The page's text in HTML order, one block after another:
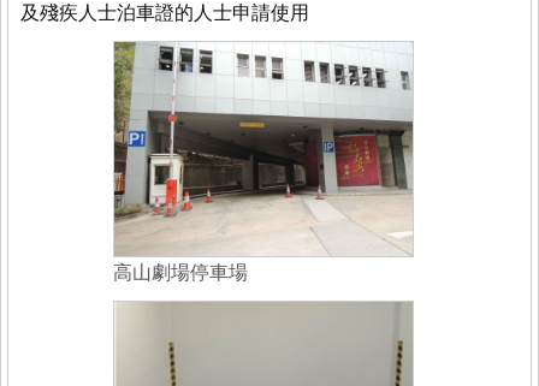
及殘疾人士泊車證的人士申請使用
高山劇場停車場